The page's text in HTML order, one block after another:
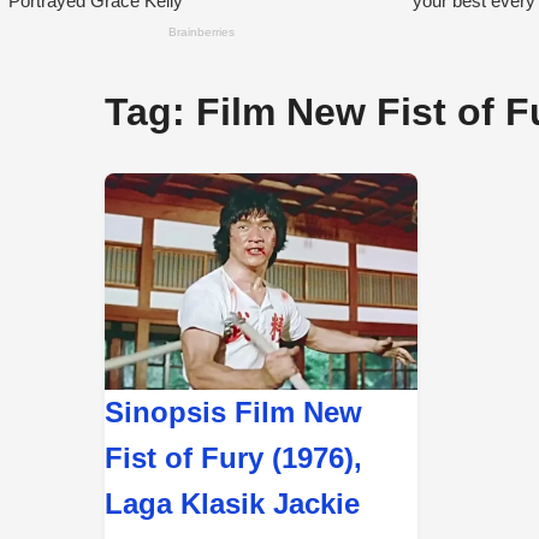
Tag: Film New Fist of
Sinopsis Film New
Fist of Fury (1976),
Laga Klasik Jackie